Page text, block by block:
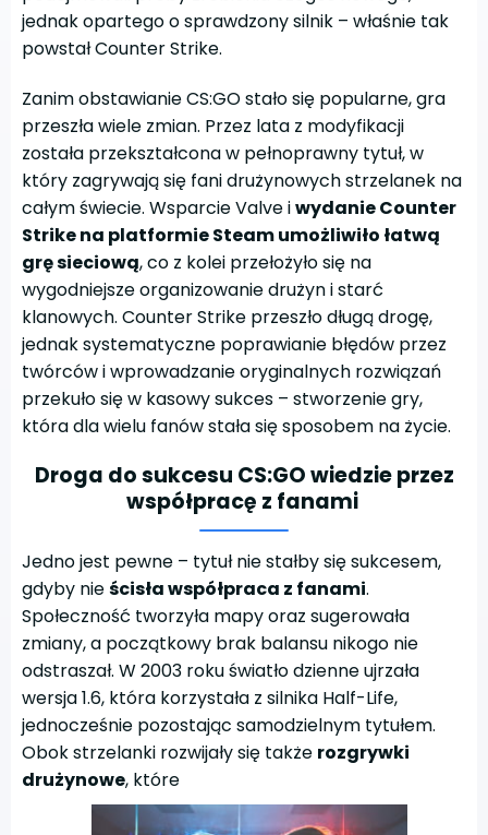
jednak opartego o sprawdzony silnik – właśnie tak
powstał Counter Strike.
Zanim obstawianie CS:GO stało się popularne, gra
przeszła wiele zmian. Przez lata z modyfikacji
została przekształcona w pełnoprawny tytuł, w
który zagrywają się fani drużynowych strzelanek na
całym świecie. Wsparcie Valve iwydanieCounter
Strike na platformieSteamumożliwiło łatwą
grę sieciową, co z kolei przełożyło się na
wygodniejsze organizowanie drużyn i starć
klanowych. Counter Strike przeszło długą drogę,
jednak systematyczne poprawianie błędów przez
twórców i wprowadzanie oryginalnych rozwiązań
przekuło się w kasowy sukces – stworzenie gry,
która dla wielu fanów stała się sposobem na życie.
Droga do sukcesu CS:GO wiedzie przez
współpracę z fanami
Jedno jest pewne – tytuł nie stałby się sukcesem,
gdyby nieścisła współpraca z fanami.
Społeczność tworzyła mapy oraz sugerowała
zmiany, a początkowy brak balansu nikogo nie
odstraszał. W 2003 roku światło dzienne ujrzała
wersja 1.6, która korzystała z silnika Half-Life,
jednocześnie pozostając samodzielnym tytułem.
Obok strzelanki rozwijały się także rozgrywki
drużynowe, które